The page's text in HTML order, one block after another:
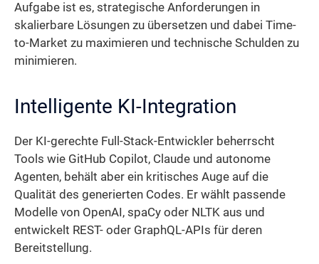
Aufgabe ist es, strategische Anforderungen in
skalierbare Lösungen zu übersetzen und dabei Time-
to-Market zu maximieren und technische Schulden zu
minimieren.
Intelligente KI-Integration
Der KI-gerechte Full-Stack-Entwickler beherrscht
Tools wie GitHub Copilot, Claude und autonome
Agenten, behält aber ein kritisches Auge auf die
Qualität des generierten Codes. Er wählt passende
Modelle von OpenAI, spaCy oder NLTK aus und
entwickelt REST- oder GraphQL-APIs für deren
Bereitstellung.